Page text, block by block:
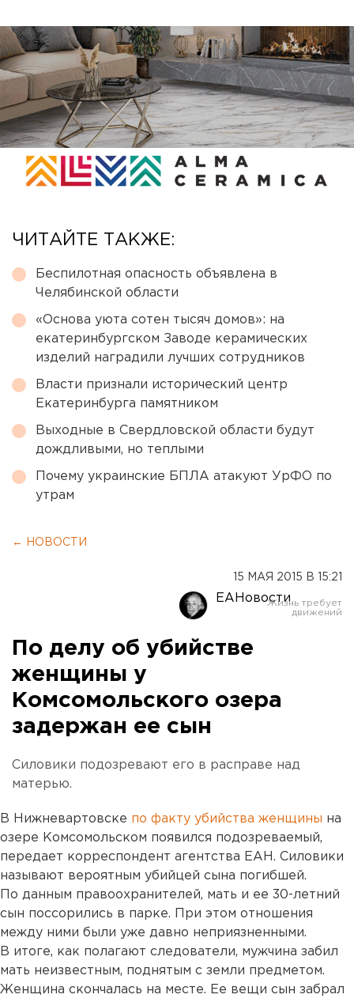
ЧИТАЙТЕ ТАКЖЕ:
Беспилотная опасность объявлена в
Челябинской области
«Основа уюта сотен тысяч домов»: на
екатеринбургском Заводе керамических
изделий наградили лучших сотрудников
Власти признали исторический центр
Екатеринбурга памятником
Выходные в Свердловской области будут
дождливыми, но теплыми
Почему украинские БПЛА атакуют УрФО по
утрам
← НОВОСТИ
15 МАЯ 2015 В 15:21
ЕАНовости
По делу об убийстве
женщины у
Комсомольского озера
задержан ее сын
Силовики подозревают его в расправе над
матерью.
В Нижневартовске по факту убийства женщины на
озере Комсомольском появился подозреваемый,
передает корреспондент агентства ЕАН. Силовики
называют вероятным убийцей сына погибшей.
По данным правоохранителей, мать и ее 30-летний
сын поссорились в парке. При этом отношения
между ними были уже давно неприязненными.
В итоге, как полагают следователи, мужчина забил
мать неизвестным, поднятым с земли предметом.
Женщина скончалась на месте. Ее вещи сын забрал